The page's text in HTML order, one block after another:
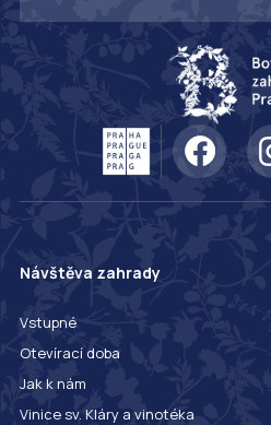
Návštěva zahrady
Vstupné
Otevírací doba
Jak k nám
Vinice sv. Kláry a vinotéka